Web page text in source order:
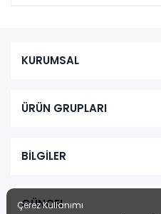
KURUMSAL
ÜRÜN GRUPLARI
BİLGİLER
GÜNCEL
Çerez Kullanımı